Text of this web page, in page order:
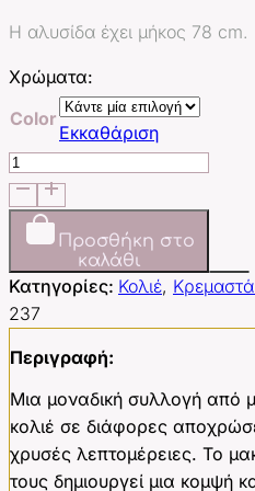
Η αλυσίδα έχει μήκος 78 cm.
Χρώματα:
Color
Εκκαθάριση
Elysian
(limited)
ποσότητα
Προσθήκη στο
καλάθι
Κατηγορίες: Κολιέ,
237
Περιγραφή:
Μια μοναδική συλλογή από
κολιέ σε διάφορες
χρυσές λεπτομέρειες. Το
τους δημιουργεί μια κομψή